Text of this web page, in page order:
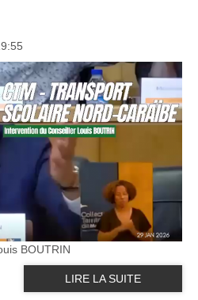
BOUTRIN
LIRE LA SUITE